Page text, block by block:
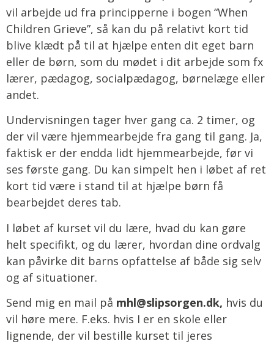
vil arbejde ud fra principperne i bogen “When
Children Grieve”, så kan du på relativt kort tid
blive klædt på til at hjælpe enten dit eget barn
eller de børn, som du mødet i dit arbejde som fx
lærer, pædagog, socialpædagog, børnelæge eller
andet.
Undervisningen tager hver gang ca. 2 timer, og
der vil være hjemmearbejde fra gang til gang. Ja,
faktisk er der endda lidt hjemmearbejde, før vi
ses første gang. Du kan simpelt hen i løbet af ret
kort tid være i stand til at hjælpe børn få
bearbejdet deres tab.
I løbet af kurset vil du lære, hvad du kan gøre
helt specifikt, og du lærer, hvordan dine ordvalg
kan påvirke dit barns opfattelse af både sig selv
og af situationer.
Send mig en mail på mhl@slipsorgen.dk, hvis du
vil høre mere. F.eks. hvis I er en skole eller
lignende, der vil bestille kurset til jeres